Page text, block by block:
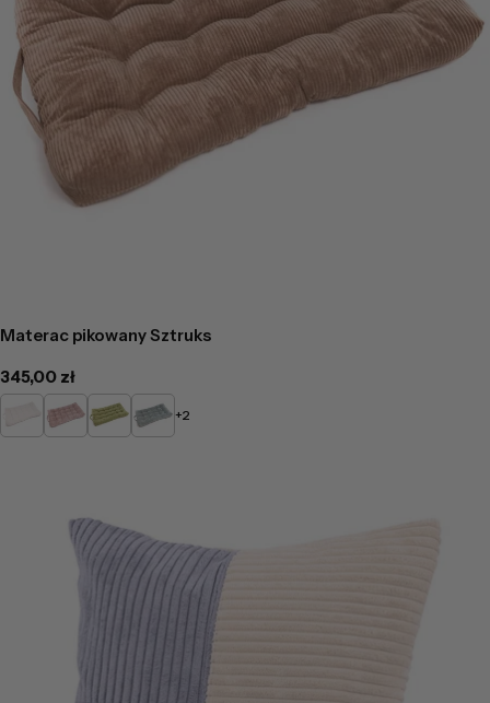
Materac pikowany Sztruks
Cena
regularna
345,00 zł
KremowyPudrowy
róż
ZielonyMietowy
+2